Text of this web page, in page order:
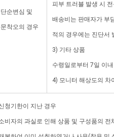
단순변심 및
착오의 경우
피부 트러블 발생 시
배송비는 판매자가 부
적의 경우에는 진단서
3) 기타 상품
수령일로부터 7일 이
4) 모니터 해상도의 차
청기한이 지난 경우
비자의 과실로 인해 상품 및 구성품의